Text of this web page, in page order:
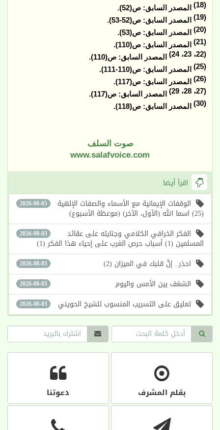
(18)
المصدر السابق: ص(52).
(19)
المصدر السابق: ص(52-53).
(20)
المصدر السابق: ص(53).
(21)
المصدر السابق: ص(110).
(22، 23، 24)
المصدر السابق: ص(110).
(25)
المصدر السابق: ص(110-111).
(26)
المصدر السابق: ص(117).
(27، 28، 29)
المصدر السابق: ص(117).
(30)
المصدر السابق: ص(118).
صوت السلف
www.salafvoice.com
اقرأ أيضا
2026-08-05 الوقفات الإيمانية مع الأسماء والصفات الإلهية
(25) اسما الله (الأول، الآخر) (موعظة الأسبوع)
2026-08-03 الفكر الخرافي الكلامي وجنايته على عقائد
المسلمين (1) أسباب حرص الغرب على إحياء هذا الفكر (1)
2026-08-03 احذر.. إنَّ قلبك في الميزان (2)
2026-08-03 الشغف بين الأمس واليوم
2026-08-03 تعليق على التسريب المنسوب للشيخ الحويني
بقلم المشرف دعوتنا